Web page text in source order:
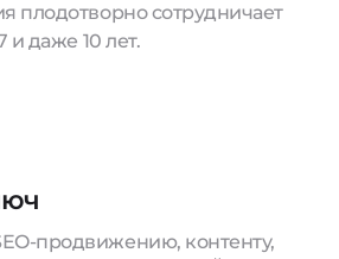
плодотворно сотрудничает
и даже 10 лет.
продвижению, контенту,